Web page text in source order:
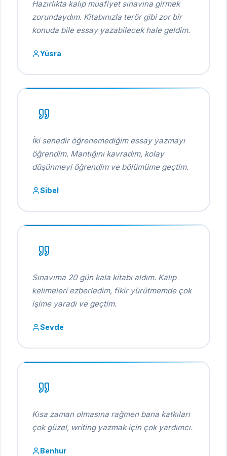
Hazırlıkta kalıp muafiyet sınavına girmek
zorundaydım. Kitabınızla terör gibi zor bir
konuda bile essay yazabilecek hale geldim.
Yüsra
İki senedir öğrenemediğim essay yazmayı
öğrendim. Mantığını kavradım, kolay
düşünmeyi öğrendim ve bölümüme geçtim.
Sibel
Sınavıma 20 gün kala kitabı aldım. Kalıp
kelimeleri ezberledim, fikir yürütmemde çok
işime yaradı ve geçtim.
Sevde
Kısa zaman olmasına rağmen bana katkıları
çok güzel, writing yazmak için çok yardımcı.
Benhur